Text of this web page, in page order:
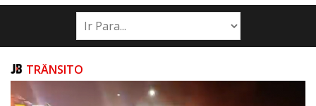
INÍCIO
NOTÍCIAS
PUBLICAÇÕES LEGAIS
TRÂNSITO